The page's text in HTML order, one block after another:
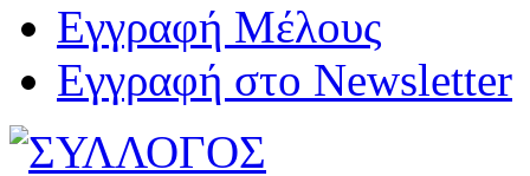
Εγγραφή Μέλους
Εγγραφή στο Newsletter